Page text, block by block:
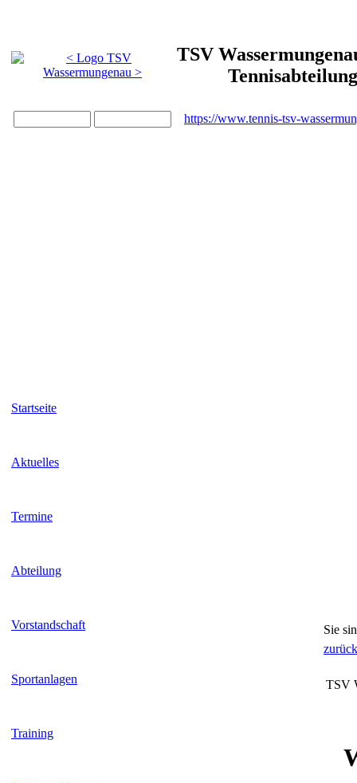
TSV
Tennisabteilung
https://www.tennis-tsv-
Startseite
Aktuelles
Termine
Abteilung
Vorstandschaft
Sportanlagen
Training
Sie
zurück
TSV